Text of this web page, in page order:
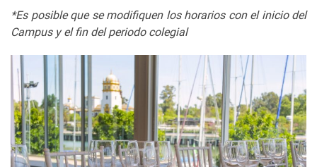
*Es posible que se modifiquen los horarios con el inicio del
Campus y el fin del periodo colegial